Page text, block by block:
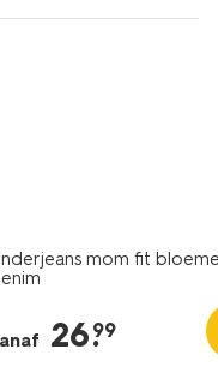
mom fit
26.
99